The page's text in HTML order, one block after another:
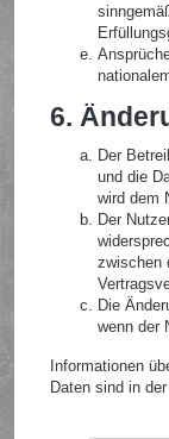
6.
Der
und die
wird dem
Der
zwischen
Die
wenn der
Informationen
Daten sind in